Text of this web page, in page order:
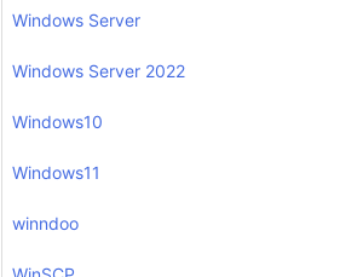
Windows Server
Windows Server 2022
Windows10
Windows11
winndoo